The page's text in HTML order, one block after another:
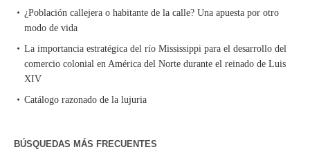
¿Población callejera o habitante de la calle? Una apuesta por otro
modo de vida
La importancia estratégica del río Mississippi para el desarrollo del
comercio colonial en América del Norte durante el reinado de Luis
XIV
Catálogo razonado de la lujuria
BÚSQUEDAS MÁS FRECUENTES